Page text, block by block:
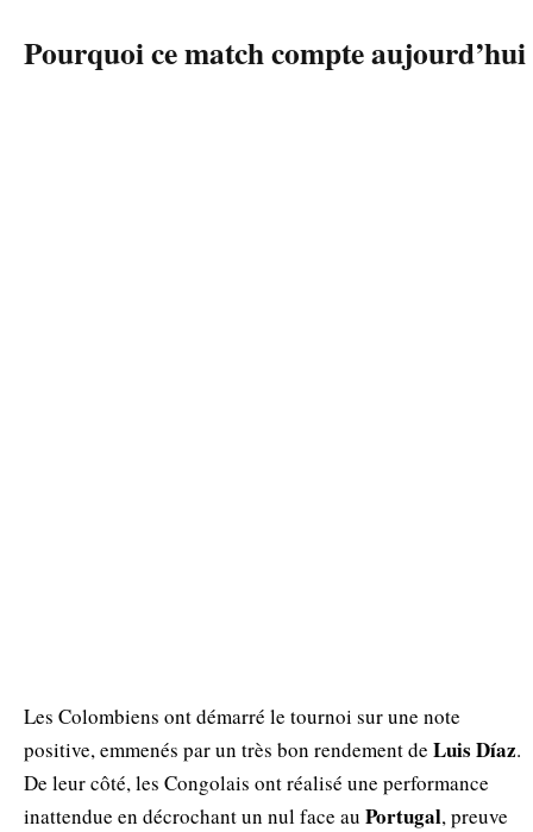
Pourquoi ce match compte aujourd’hui
Les Colombiens ont démarré le tournoi sur une note
positive, emmenés par un très bon rendement de Luis Díaz.
De leur côté, les Congolais ont réalisé une performance
inattendue en décrochant un nul face au Portugal, preuve